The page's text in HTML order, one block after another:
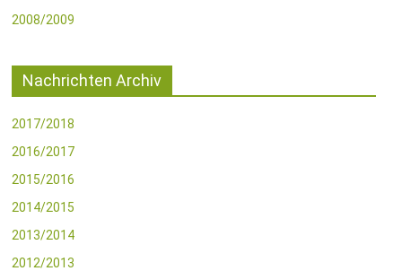
2008/2009
Nachrichten Archiv
2017/2018
2016/2017
2015/2016
2014/2015
2013/2014
2012/2013